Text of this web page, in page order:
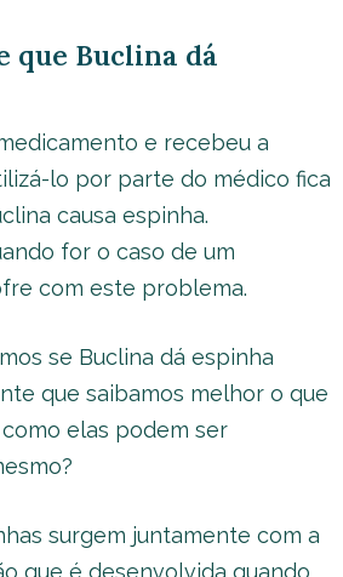
que Buclina dá
e recebeu a
lo por parte do médico fica
causa espinha.
for o caso de um
com este problema.
se Buclina dá espinha
que saibamos melhor o que
elas podem ser
surgem juntamente com a
que é desenvolvida quando